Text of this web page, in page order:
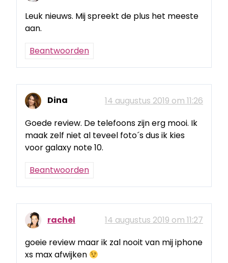
Leuk nieuws. Mij spreekt de plus het meeste
aan.
Beantwoorden
Dina
14 augustus 2019 om 11:26
Goede review. De telefoons zijn erg mooi. Ik
maak zelf niet al teveel foto´s dus ik kies
voor galaxy note 10.
Beantwoorden
rachel
14 augustus 2019 om 11:27
goeie review maar ik zal nooit van mij iphone
xs max afwijken